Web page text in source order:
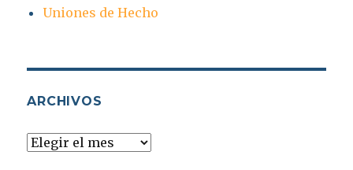
Uniones de Hecho
ARCHIVOS
Archivos